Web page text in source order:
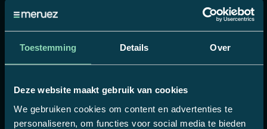
Toestemming Details Over
Deze website maakt gebruik van cookies
We gebruiken cookies om content en advertenties te
personaliseren, om functies voor social media te bieden
demande pour vos clients ou vos sites. Remplissez
le formulaire le plus complètement possible,
ajoutez les fichiers (ouverts) et nous le réaliserons !